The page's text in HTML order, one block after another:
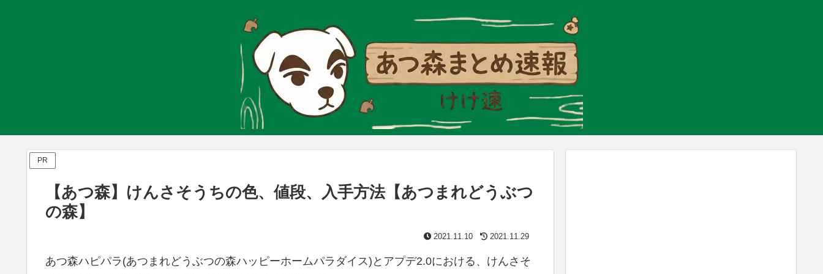
PR
【あつ森】けんさそうちの色、値段、入手方法【あつまれどうぶつ
の森】
2021.11.10 2021.11.29
あつ森ハピパラ(あつまれどうぶつの森ハッピーホームパラダイス)とアプデ2.0における、けんさそ